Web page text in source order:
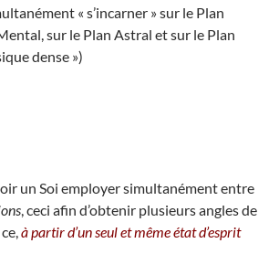
« s’incarner » sur le Plan
sur le Plan Astral et sur le Plan
dense »)
un Soi employer simultanément entre
, ceci afin d’obtenir plusieurs angles de
à partir d’un seul et même état d’esprit